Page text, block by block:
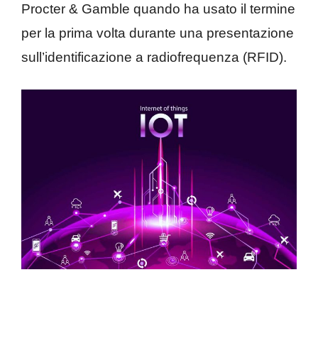
Procter & Gamble quando ha usato il termine
per la prima volta durante una presentazione
sull’identificazione a radiofrequenza (RFID).